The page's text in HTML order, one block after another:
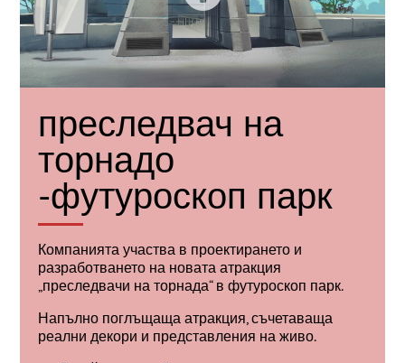
преследвач на
торнадо
-футуроскоп парк
Компанията участва в проектирането и
разработването на новата атракция
„преследвачи на торнада“ в футуроскоп парк.
Напълно поглъщаща атракция, съчетаваща
реални декори и представления на живо.